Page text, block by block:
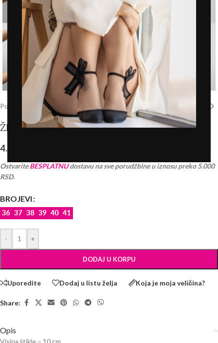
Click to enlarge
Početna Prodavnica
ŽENSKE SALONKE – L242612 ŠAMPANJ
4.290,00
OstvariteBESPLATNUdostavu na sve porudžbine u iznosu preko 5.000
RSD.
BROJEVI
- +
DODAJ U KORPU
Uporedite Dodaj u listu želja Koja je moja veličina?
Share:
Opis